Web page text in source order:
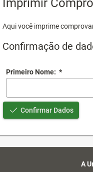
Imprimir
Aqui você imprime
Confirmação de
Primeiro Nome: *
Confirmar Dados
A